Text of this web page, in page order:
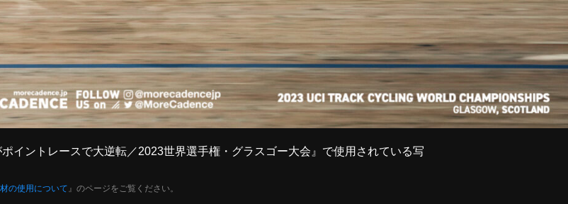
イントレースで大逆転／2023世界選手権・グラスゴー大会』で使用されている写
の使用について 』のページをご覧ください。